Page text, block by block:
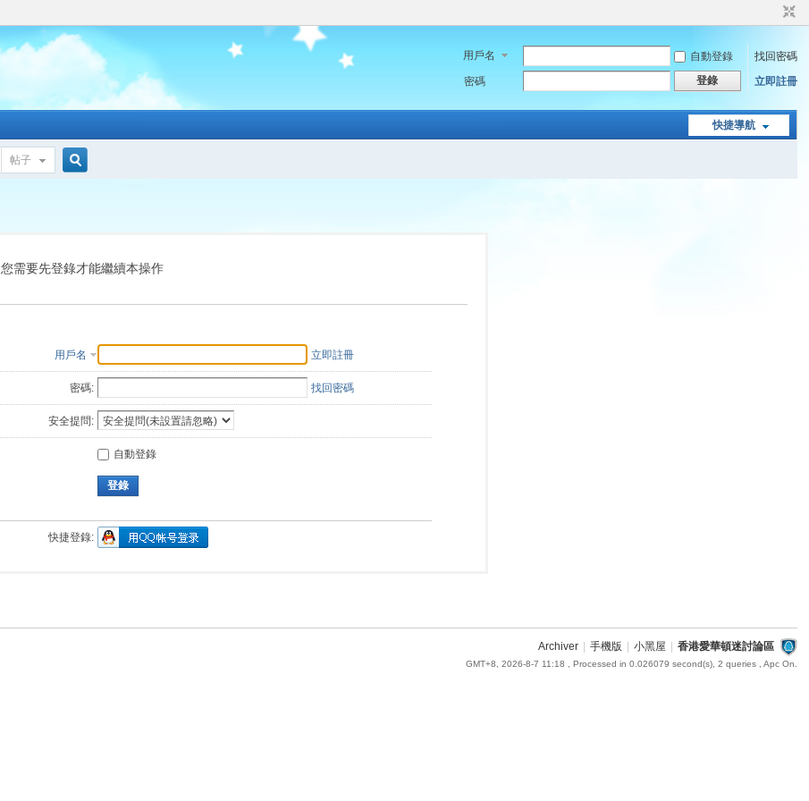
用戶名 自動登錄
找回密碼
密碼
登錄 立即註冊
快捷導航
帖子
索
您需要先登錄才能繼續本操作
用戶名 立即註冊
密碼: 找回密碼
安全提問:
自動登錄
登錄
快捷登錄:
Archiver 手機版 小黑屋 香港愛華頓迷討論區
GMT+8, 2026-8-7 11:18 , Processed in 0.026079 second(s), 2 queries , Apc On.